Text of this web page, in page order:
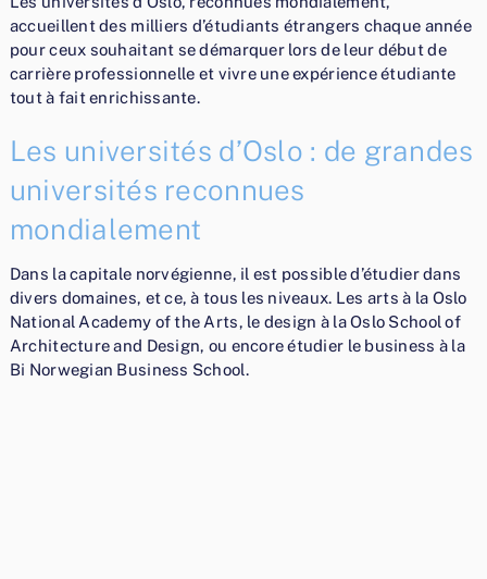
accueillent des milliers d’étudiants étrangers chaque année
pour ceux souhaitant se démarquer lors de leur début de
carrière professionnelle et vivre une expérience étudiante
tout à fait enrichissante.
Les universités d’Oslo : de grandes
universités reconnues
mondialement
Dans la capitale norvégienne, il est possible d’étudier dans
divers domaines, et ce, à tous les niveaux. Les arts à la Oslo
National Academy of the Arts, le design à la Oslo School of
Architecture and Design, ou encore étudier le business à la
Bi Norwegian Business School.